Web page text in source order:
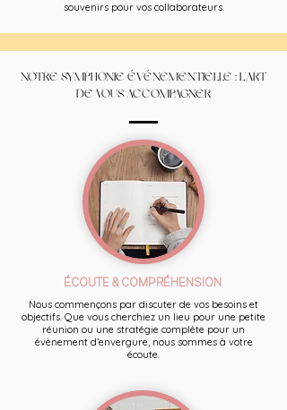
souvenirs pour vos collaborateurs.
NOTRE SYMPHONIE ÉVÉNEMENTIELLE : L'ART
DE VOUS ACCOMPAGNER
ÉCOUTE & COMPRÉHENSION
Nous commençons par discuter de vos besoins et
objectifs. Que vous cherchiez un lieu pour une petite
réunion ou une stratégie complète pour un
évènement d’envergure, nous sommes à votre
écoute.